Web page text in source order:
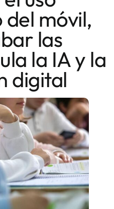
móvil,
las
la IA y la
digital